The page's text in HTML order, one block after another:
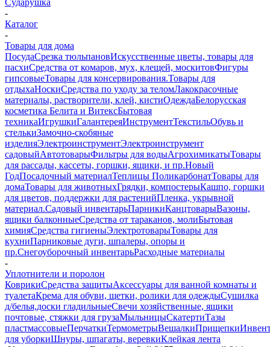
-
Каталог
-
Товары для дома
ПосудаСрезка тюльпановИскусственные цветы, товары для
пасхиСредства от комаров, мух, клещей, москитовФигуры
гипсовыеТовары для консервирования.Товары для
отдыхаНоскиСредства по уходу за теломЛакокрасочные
материалы, растворители, клей, кистиОдеждаБелорусская
косметика Белита и ВитексБытовая
техникаИгрушкиГалантереяИнструментТекстильОбувь и
стелькиЗамочно-скобяные
изделияЭлектроинструментЭлектроинструмент
садовыйАвтотоварыФильтры для водыАгрохимикатыТовары
для рассады, кассеты, горшки, ящики, и пр.Новый
ГодПосадочный материалТеплицы ПоликарбонатТовары для
домаТовары для животныхГрядки, компостерыКашпо, горшки
для цветов, поддержки для растенийПленка, укрывной
материал.Садовый инвентарьПарникиКанцтоварыВазоны,
ящики балконныеСредства от тараканов, молиБытовая
химияСредства гигиеныЭлектротоварыТовары для
кухниПарниковые дуги, шпалеры, опоры и
пр.Снегоуборочный инвентарьРасходные материалы
-
Уплотнители и поролон
КоврикиСредства защитыАксессуары для ванной комнаты и
туалетаКрема для обуви, щетки, ролики для одеждыСушилка
д/белья,доски гладильныеСвечи хозяйственные, ящики
почтовые, стяжки для грузаМыльницыСкатертиТазы
пластмассовыеПерчаткиТермометрыВешалкиПрищепки
для уборкиШнуры, шпагаты, веревкиКлейкая лента